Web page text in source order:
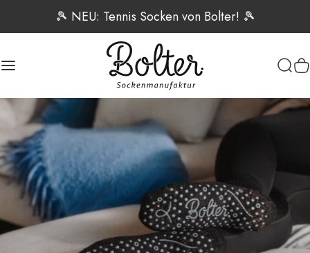
Direkt zum Inhalt
🎾 NEU: Tennis Socken von Bolter! 🎾
Seitennavigation Bolter Sockenmanufaktur